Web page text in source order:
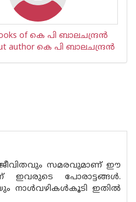
of കെ പി ബാലചന്ദ്രന്‍
author കെ പി ബാലചന്ദ്രന്‍
ജീവിതവും സമരവുമാണ് ഈ
ഇവരുടെ പോരാട്ടങ്ങള്‍.
നാള്‍വഴികള്‍കൂടി ഇതില്‍